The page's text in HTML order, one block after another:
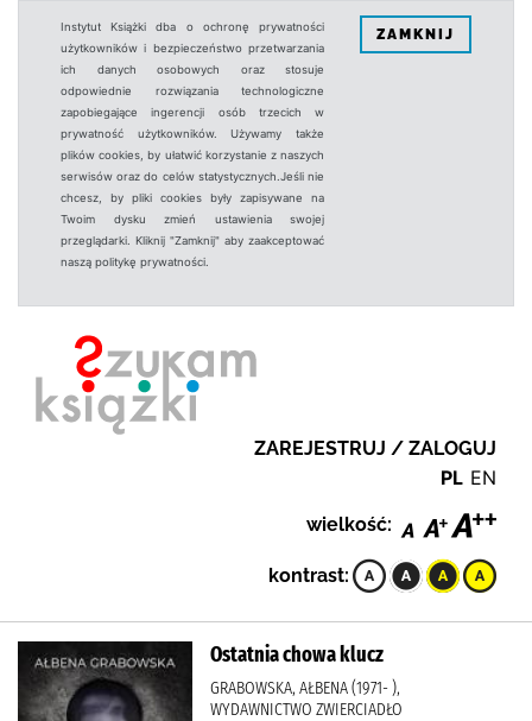
Instytut Książki dba o ochronę prywatności
użytkowników i bezpieczeństwo przetwarzania
ich danych osobowych oraz stosuje
odpowiednie rozwiązania technologiczne
zapobiegające ingerencji osób trzecich w
prywatność użytkowników. Używamy także
plików cookies, by ułatwić korzystanie z naszych
serwisów oraz do celów statystycznych.Jeśli nie
chcesz, by pliki cookies były zapisywane na
Twoim dysku zmień ustawienia swojej
przeglądarki. Kliknij "Zamknij" aby zaakceptować
naszą politykę prywatności.
ZAMKNIJ
ZAREJESTRUJ / ZALOGUJ
PL EN
wielkość:
kontrast:
Ostatnia chowa klucz
GRABOWSKA, AŁBENA (1971- ),
WYDAWNICTWO ZWIERCIADŁO